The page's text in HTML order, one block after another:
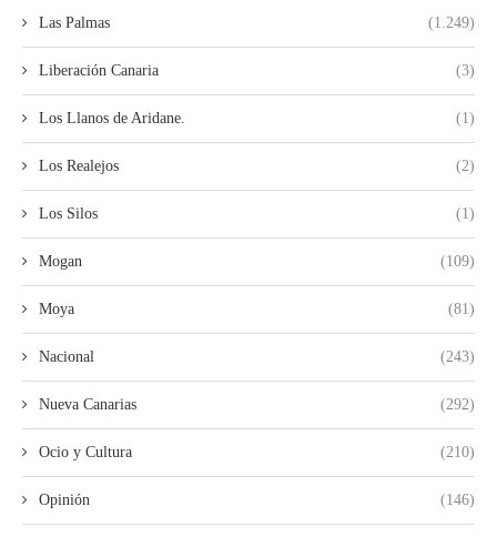
Las Palmas (1.249)
Liberación Canaria (3)
Los Llanos de Aridane. (1)
Los Realejos (2)
Los Silos (1)
Mogan (109)
Moya (81)
Nacional (243)
Nueva Canarias (292)
Ocio y Cultura (210)
Opinión (146)